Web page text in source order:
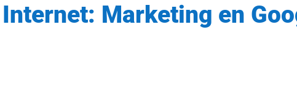
Marketing en